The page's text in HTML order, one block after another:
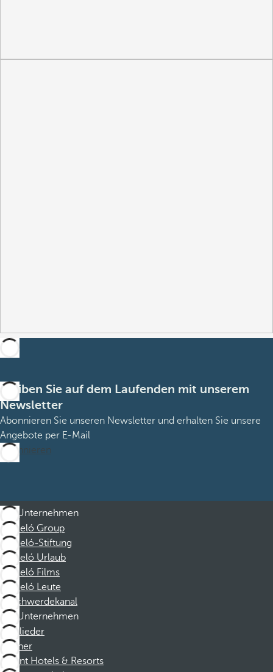
Bleiben Sie auf dem Laufenden mit unserem
Newsletter
Abonnieren Sie unseren Newsletter und erhalten Sie unsere
Angebote per E-Mail
Abonnieren
Unternehmen
Barceló Group
Barceló-Stiftung
Barceló Urlaub
Barceló Films
Barceló Leute
Beschwerdekanal
Unternehmen
Mitglieder
Partner
Dorint Hotels & Resorts